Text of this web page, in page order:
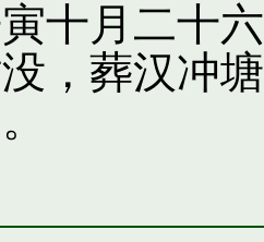
十月二十
，葬汉冲